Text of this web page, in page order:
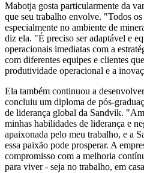
Mabotja gosta particularmente da
que seu trabalho envolve. "Todos
especialmente no ambiente de
diz ela. "É preciso ser adaptável e
operacionais imediatas com a
com diferentes equipes e clientes
produtividade operacional e a
Ela também continuou a
concluiu um diploma de pós-
de liderança global da Sandvik.
minhas habilidades de liderança e
apaixonada pelo meu trabalho, e a
essa paixão pode prosperar. A
compromisso com a melhoria
para viver - seja no trabalho, em